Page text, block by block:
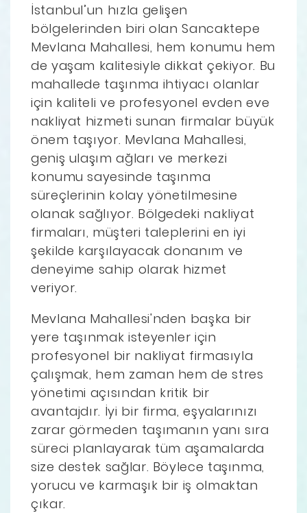
İstanbul’un hızla gelişen
bölgelerinden biri olan Sancaktepe
Mevlana Mahallesi, hem konumu hem
de yaşam kalitesiyle dikkat çekiyor. Bu
mahallede taşınma ihtiyacı olanlar
için kaliteli ve profesyonel evden eve
nakliyat hizmeti sunan firmalar büyük
önem taşıyor. Mevlana Mahallesi,
geniş ulaşım ağları ve merkezi
konumu sayesinde taşınma
süreçlerinin kolay yönetilmesine
olanak sağlıyor. Bölgedeki nakliyat
firmaları, müşteri taleplerini en iyi
şekilde karşılayacak donanım ve
deneyime sahip olarak hizmet
veriyor.
Mevlana Mahallesi'nden başka bir
yere taşınmak isteyenler için
profesyonel bir nakliyat firmasıyla
çalışmak, hem zaman hem de stres
yönetimi açısından kritik bir
avantajdır. İyi bir firma, eşyalarınızı
zarar görmeden taşımanın yanı sıra
süreci planlayarak tüm aşamalarda
size destek sağlar. Böylece taşınma,
yorucu ve karmaşık bir iş olmaktan
çıkar.